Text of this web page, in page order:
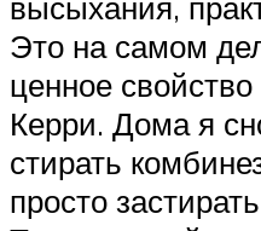
Это на самом
ценное
Керри. Дома я
стирать
просто